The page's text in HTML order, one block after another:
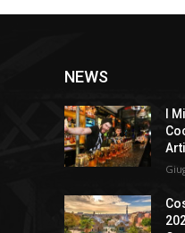
NEWS
I